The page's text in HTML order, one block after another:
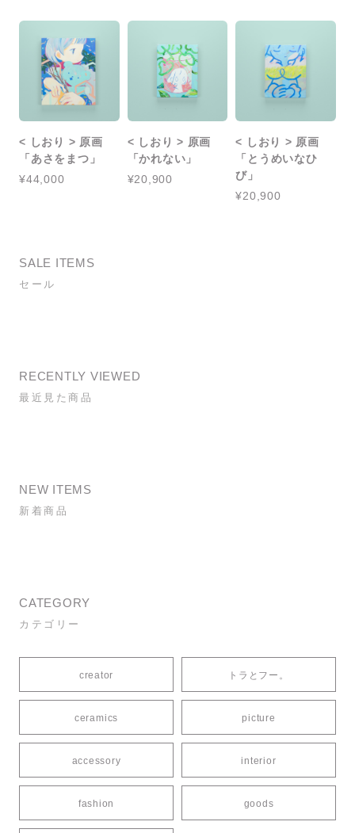
< しおり > 原画
「あさをまつ」
¥44,000
< しおり > 原画
「かれない」
¥20,900
< しおり > 原画
「とうめいなひ
び」
¥20,900
SALE ITEMS
セール
RECENTLY VIEWED
最近見た商品
NEW ITEMS
新着商品
CATEGORY
カテゴリー
creator トラとフー。
ceramics picture
accessory interior
fashion goods